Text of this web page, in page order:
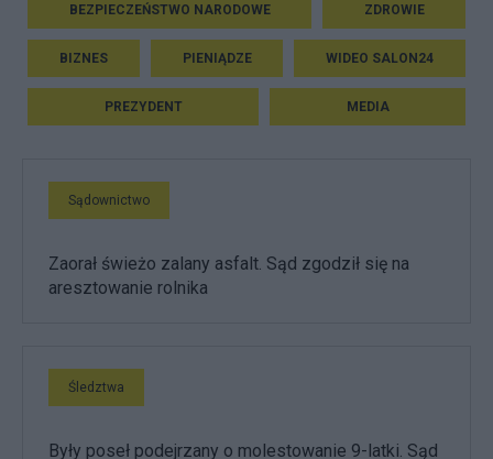
BEZPIECZEŃSTWO NARODOWE ZDROWIE
BIZNES PIENIĄDZE WIDEO SALON24
PREZYDENT MEDIA
Sądownictwo
Zaorał świeżo zalany asfalt. Sąd zgodził się na
aresztowanie rolnika
Śledztwa
Były poseł podejrzany o molestowanie 9-latki. Sąd